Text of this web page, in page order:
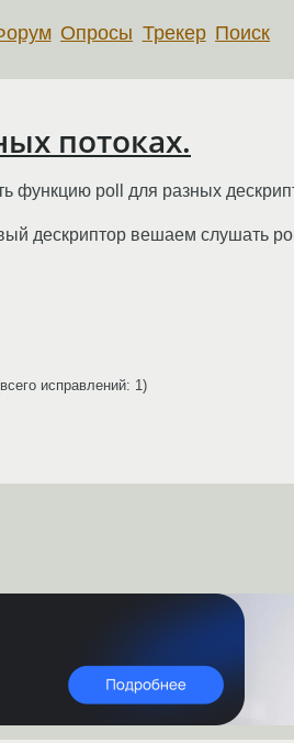
Опросы Трекер Поиск
потоках.
функцию poll для разных
дескриптор вешаем слушать
исправлений: 1)